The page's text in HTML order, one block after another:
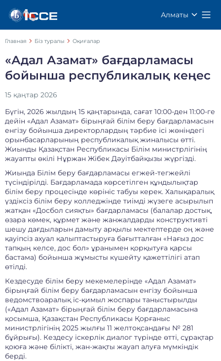
Алматы
Главная Біз туралы Оқиғалар
«Адал Азамат» бағдарламасы
бойынша республикалық кеңес
15 қаңтар 2026
Бүгін, 2026 жылдың 15 қаңтарында, сағат 10:00-ден 11:00-ге
дейін «Адал Азамат» бірыңғай білім беру бағдарламасын
енгізу бойынша директорлардың тәрбие ісі жөніндегі
орынбасарларының республикалық жиналысы өтті.
Жиынды Қазақстан Республикасы Білім министрлігінің
жауапты өкілі Нұржан Жібек Дәуітбайқызы жүргізді.
Жиында Білім беру бағдарламасы егжей-тегжейлі
түсіндірілді. Бағдарламада көрсетілген құндылықтар
білім беру процесінде көрініс табуы керек. Халықаралық
үздіксіз білім беру колледжінде тиімді жүзеге асырылып
жатқан «Досбол сияқты» бағдарламасы (балалар достық,
өзара көмек, құрмет және жанжалдарды конструктивті
шешу дағдыларын дамыту арқылы мектептерде оң және
қауіпсіз ахуал қалыптастыруға бағытталған «Нағыз дос
тапқың келсе, дос бол» ұранымен қорқытуға қарсы
бастама) бойынша жұмысты күшейту қажеттілігі атап
өтілді.
Кездесуде білім беру мекемелерінде «Адал Азамат»
бірыңғай білім беру бағдарламасын енгізу бойынша
ведомствоаралық іс-қимыл жоспары таныстырылды
(«Адал Азамат» бірыңғай білім беру бағдарламасына
қосымша, Қазақстан Республикасы Қорғаныс
министрлігінің 2025 жылғы 11 желтоқсандағы № 281
бұйрығы). Кездесу іскерлік диалог түрінде өтті, сұрақтар
қоюға және білікті, жан-жақты жауап алуға мүмкіндік
берді.